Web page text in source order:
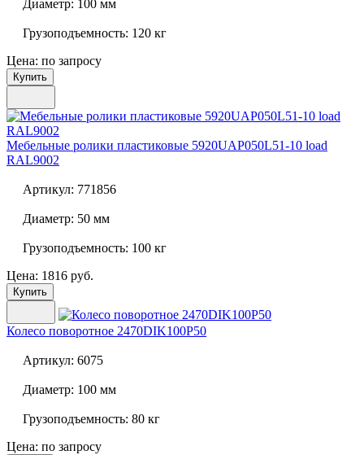
Диаметр: 100 мм
Грузоподъемность: 120 кг
Цена: по запросу
Купить
Мебельные ролики пластиковые 5920UAP050L51-10 load
RAL9002
Артикул: 771856
Диаметр: 50 мм
Грузоподъемность: 100 кг
Цена: 1816 руб.
Купить
Колесо поворотное 2470DIK100P50
Артикул: 6075
Диаметр: 100 мм
Грузоподъемность: 80 кг
Цена: по запросу